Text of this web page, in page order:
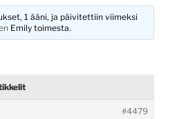
1 ääni, ja päivitettiin viimeksi
Emily toimesta.
#4479